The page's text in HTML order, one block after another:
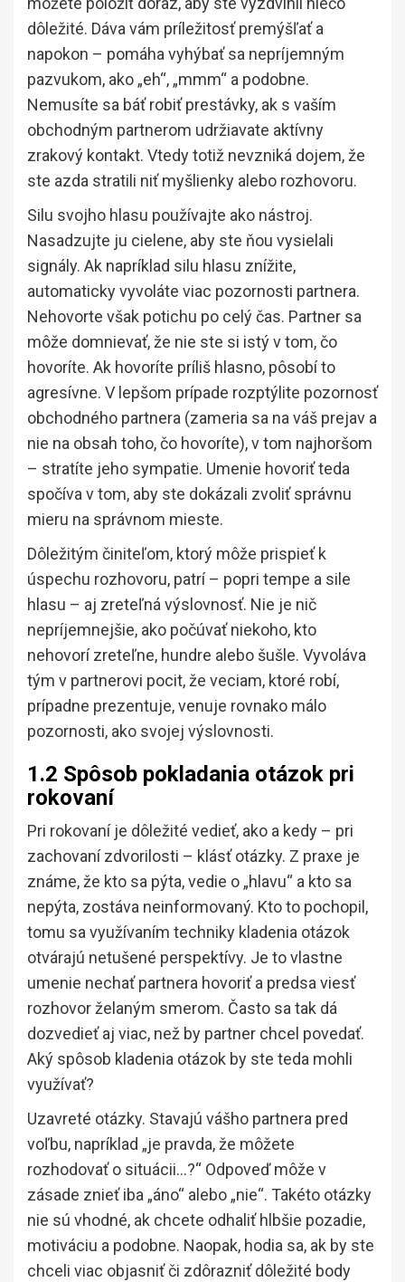
dôležité. Dáva vám príležitosť premýšľať a
napokon – pomáha vyhýbať sa nepríjemným
pazvukom, ako „eh“, „mmm“ a podobne.
Nemusíte sa báť robiť prestávky, ak s vaším
obchodným partnerom udržiavate aktívny
zrakový kontakt. Vtedy totiž nevzniká dojem, že
ste azda stratili niť myšlienky alebo rozhovoru.
Silu svojho hlasu používajte ako nástroj.
Nasadzujte ju cielene, aby ste ňou vysielali
signály. Ak napríklad silu hlasu znížite,
automaticky vyvoláte viac pozornosti partnera.
Nehovorte však potichu po celý čas. Partner sa
môže domnievať, že nie ste si istý v tom, čo
hovoríte. Ak hovoríte príliš hlasno, pôsobí to
agresívne. V lepšom prípade rozptýlite pozornosť
obchodného partnera (zameria sa na váš prejav a
nie na obsah toho, čo hovoríte), v tom najhoršom
– stratíte jeho sympatie. Umenie hovoriť teda
spočíva v tom, aby ste dokázali zvoliť správnu
mieru na správnom mieste.
Dôležitým činiteľom, ktorý môže prispieť k
úspechu rozhovoru, patrí – popri tempe a sile
hlasu – aj zreteľná výslovnosť. Nie je nič
nepríjemnejšie, ako počúvať niekoho, kto
nehovorí zreteľne, hundre alebo šušle. Vyvoláva
tým v partnerovi pocit, že veciam, ktoré robí,
prípadne prezentuje, venuje rovnako málo
pozornosti, ako svojej výslovnosti.
1.2 Spôsob pokladania otázok pri
rokovaní
Pri rokovaní je dôležité vedieť, ako a kedy – pri
zachovaní zdvorilosti – klásť otázky. Z praxe je
známe, že kto sa pýta, vedie o „hlavu“ a kto sa
nepýta, zostáva neinformovaný. Kto to pochopil,
tomu sa využívaním techniky kladenia otázok
otvárajú netušené perspektívy. Je to vlastne
umenie nechať partnera hovoriť a predsa viesť
rozhovor želaným smerom. Často sa tak dá
dozvedieť aj viac, než by partner chcel povedať.
Aký spôsob kladenia otázok by ste teda mohli
využívať?
Uzavreté otázky. Stavajú vášho partnera pred
voľbu, napríklad „je pravda, že môžete
rozhodovať o situácii…?“ Odpoveď môže v
zásade znieť iba „áno“ alebo „nie“. Takéto otázky
nie sú vhodné, ak chcete odhaliť hlbšie pozadie,
motiváciu a podobne. Naopak, hodia sa, ak by ste
chceli viac objasniť či zdôrazniť dôležité body